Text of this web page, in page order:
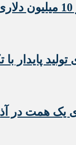
پایدار با